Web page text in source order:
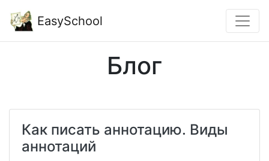
EasySchool
Блог
Как писать аннотацию. Виды
аннотаций